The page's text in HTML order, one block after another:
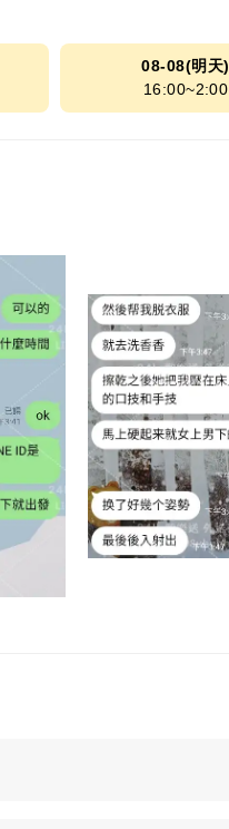
08-08(明天)
16:00~2:00